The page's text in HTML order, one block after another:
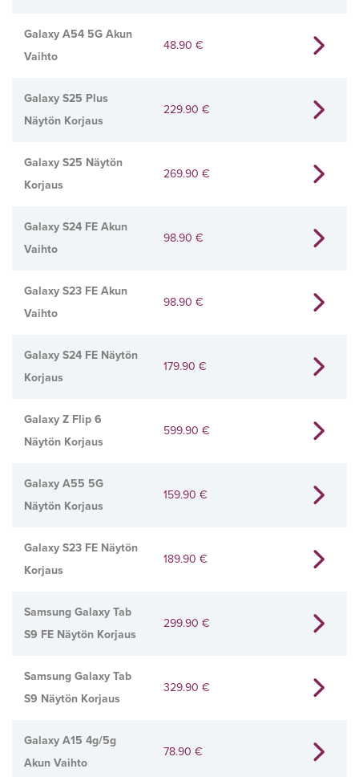
Galaxy A54 5G Akun
Vaihto
48.90 €
Galaxy S25 Plus
Näytön Korjaus
229.90 €
Galaxy S25 Näytön
Korjaus
269.90 €
Galaxy S24 FE Akun
Vaihto
98.90 €
Galaxy S23 FE Akun
Vaihto
98.90 €
Galaxy S24 FE Näytön
Korjaus
179.90 €
Galaxy Z Flip 6
Näytön Korjaus
599.90 €
Galaxy A55 5G
Näytön Korjaus
159.90 €
Galaxy S23 FE Näytön
Korjaus
189.90 €
Samsung Galaxy Tab
S9 FE Näytön Korjaus
299.90 €
Samsung Galaxy Tab
S9 Näytön Korjaus
329.90 €
Galaxy A15 4g/5g
Akun Vaihto
78.90 €